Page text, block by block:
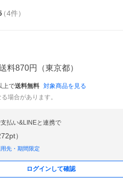
（4件）
料870円 （東京都）
上で送料無料 対象商品を見る
場合があります。
払い&LINEと連携で
pt）
先・期間限定
ログインして確認